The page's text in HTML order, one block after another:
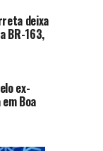
deixa
BR-163,
ex-
Boa